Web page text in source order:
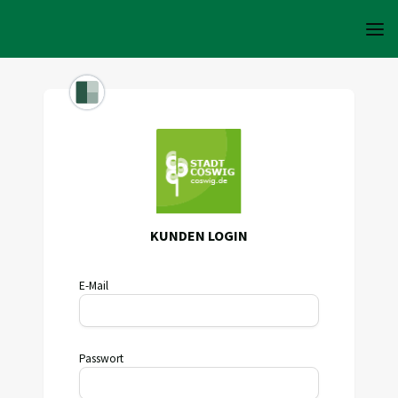
KUNDEN LOGIN
E-Mail
Passwort